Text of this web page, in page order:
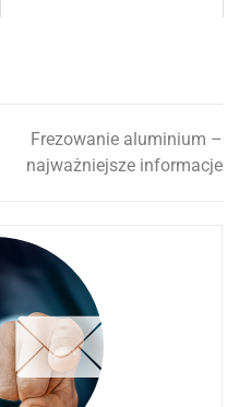
Frezowanie aluminium –
najważniejsze informacje